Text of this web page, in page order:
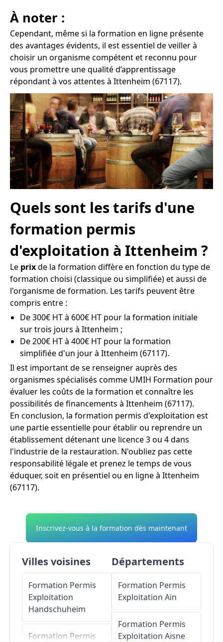
À noter :
Cependant, même si la formation en ligne présente
des avantages évidents, il est essentiel de veiller à
choisir un organisme compétent et reconnu pour
vous promettre une qualité d’apprentissage
répondant à vos attentes à Ittenheim (67117).
Quels sont les tarifs d'une
formation permis
d'exploitation à Ittenheim ?
Le prixde la formation diffère en fonction du type de
formation choisi (classique ou simplifiée) et aussi de
l'organisme de formation. Les tarifs peuvent être
compris entre :
De 300€ HT à 600€ HT pour la formation initiale
sur trois jours à Ittenheim ;
De 200€ HT à 400€ HT pour la formation
simplifiée d'un jour à Ittenheim (67117).
Il est important de se renseigner auprès des
organismes spécialisés comme UMIH Formation pour
évaluer les coûts de la formation et connaître les
possibilités de financements à Ittenheim (67117).
En conclusion, la formation permis d'exploitation est
une partie essentielle pour établir ou reprendre un
établissement détenant une licence 3 ou 4 dans
l'industrie de la restauration. N'oubliez pas cette
responsabilité légale et prenez le temps de vous
éduquer, soit en présentiel ou en ligne à Ittenheim
(67117).
Inscrivez-vous à la formation dès maintenant
Villes voisines
Formation Permis
Exploitation
Handschuheim
Formation Permis
Départements
Formation Permis
Exploitation Ain
Formation Permis
Exploitation Aisne